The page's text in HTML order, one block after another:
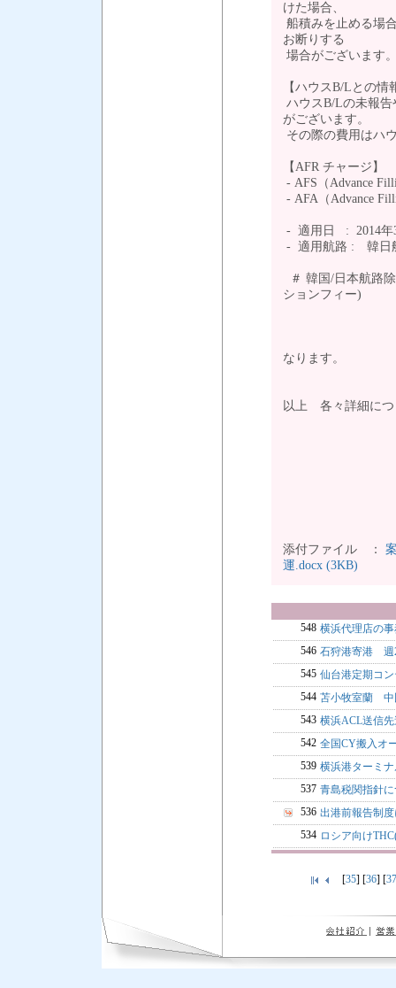
けた場合、
船積みを止める場
お断りする
場合がございます
【ハウスB/Lとの
ハウスB/Lの未報
がございます。
その際の費用はハ
【AFR チャージ】
- AFS（Advance
- AFA（Advance
- 適用日 : 2014年
- 適用航路 : 韓日
＃ 韓国/日本航路
ションフィー)
なります。
以上 各々詳細につ
添付ファイル ：
運.docx (3KB)
548 横浜代理店の
546 石狩港寄港 週
545 仙台港定期コ
544 苫小牧室蘭 中
543 横浜ACL送信
542 全国CY搬入オ
539 横浜港ターミ
537 青島税関指針
536 出港前報告制
534 ロシア向け
[35] [36] [37